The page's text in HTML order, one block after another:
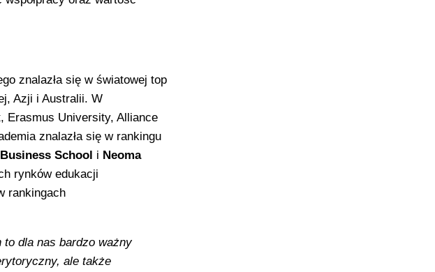
znalazła się w światowej top
Azji i Australii. W
Erasmus University, Alliance
znalazła się w rankingu
School i Neoma
rynków edukacji
rankingach
dla nas bardzo ważny
ale także